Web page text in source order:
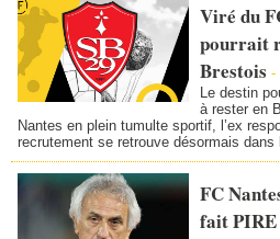
Viré du
pourrait
Brestois -
Le destin
à rester en
Nantes en plein tumulte sportif, l’ex
recrutement se retrouve désormais
FC
fait